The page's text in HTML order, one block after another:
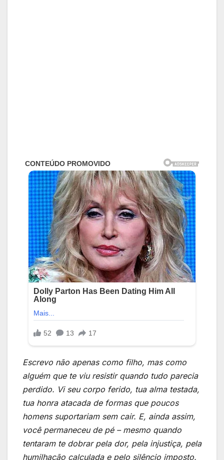
Escrevo não apenas como filho, mas como
alguém que te viu resistir quando tudo parecia
perdido. Vi seu corpo ferido, tua alma testada,
tua honra atacada de formas que poucos
homens suportariam sem cair. E, ainda assim,
você permaneceu de pé – mesmo quando
tentaram te dobrar pela dor, pela injustiça, pela
humilhação calculada e pelo silêncio imposto.